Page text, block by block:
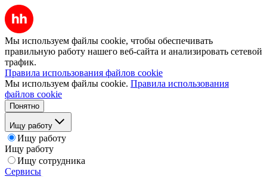
Мы используем файлы cookie, чтобы обеспечивать
правильную работу нашего веб-сайта и анализировать сетевой
трафик.
Правила использования файлов cookie
Мы используем файлы cookie. Правила использования
файлов cookie
Понятно
Ищу работу
Ищу работу
Ищу работу
Ищу сотрудника
Сервисы